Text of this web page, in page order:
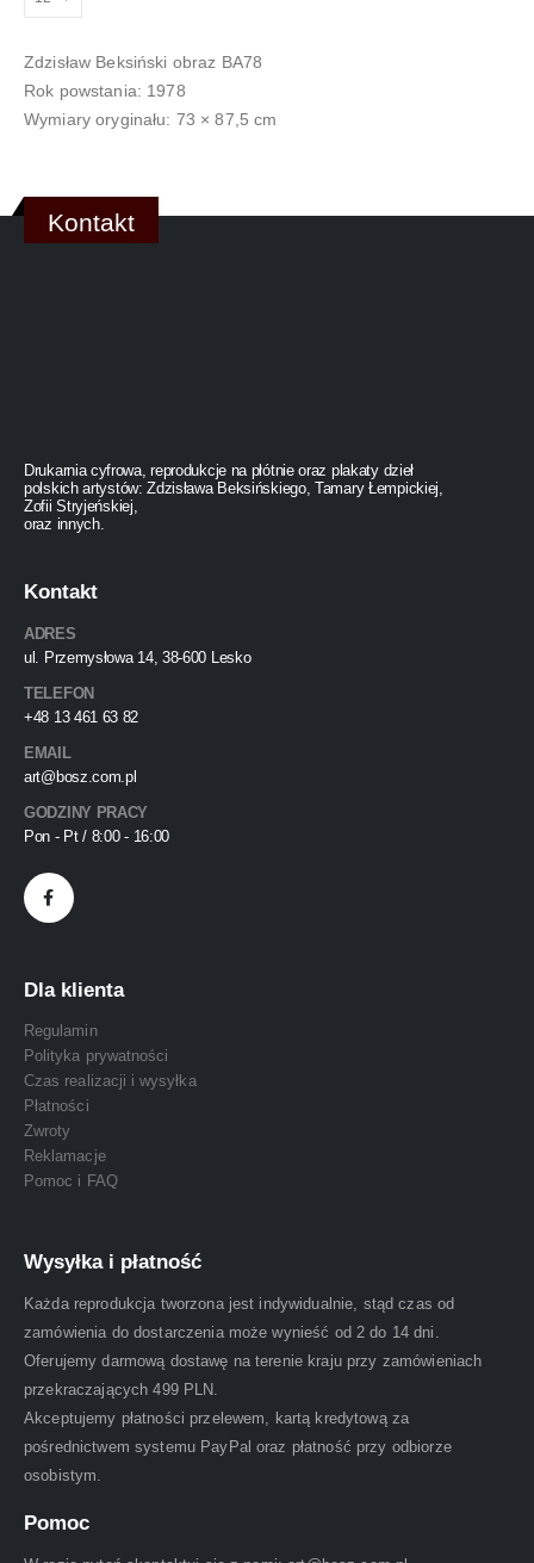
Zdzisław Beksiński obraz BA78
Rok powstania: 1978
Wymiary oryginału: 73 × 87,5 cm
Kontakt
Drukarnia cyfrowa, reprodukcje na płótnie oraz plakaty dzieł
polskich artystów: Zdzisława Beksińskiego, Tamary Łempickiej,
Zofii Stryjeńskiej,
oraz innych.
Kontakt
ADRES
ul. Przemysłowa 14, 38-600 Lesko
TELEFON
+48 13 461 63 82
EMAIL
art@bosz.com.pl
GODZINY PRACY
Pon - Pt / 8:00 - 16:00
Dla klienta
Regulamin
Polityka prywatności
Czas realizacji i wysyłka
Płatności
Zwroty
Reklamacje
Pomoc i FAQ
Wysyłka i płatność
Każda reprodukcja tworzona jest indywidualnie, stąd czas od
zamówienia do dostarczenia może wynieść od 2 do 14 dni.
Oferujemy darmową dostawę na terenie kraju przy zamówieniach
przekraczających 499 PLN.
Akceptujemy płatności przelewem, kartą kredytową za
pośrednictwem systemu PayPal oraz płatność przy odbiorze
osobistym.
Pomoc